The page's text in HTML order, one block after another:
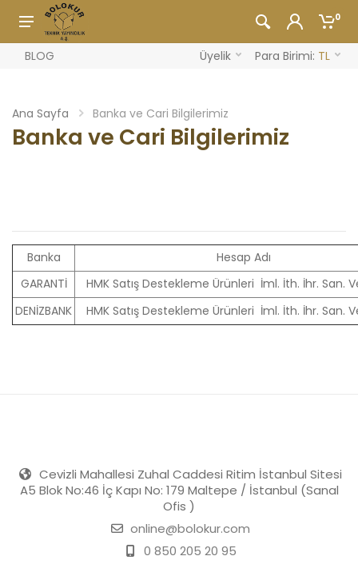
0
BLOG Üyelik Para Birimi: TL
Ana Sayfa Banka ve Cari Bilgilerimiz
Banka ve Cari Bilgilerimiz
Banka
Hesap Adı
GARANTİ
HMK Satış Destekleme Ürünleri İml. İth. İhr. San.
DENİZBANK
HMK Satış Destekleme Ürünleri İml. İth. İhr. San.
Cevizli Mahallesi Zuhal Caddesi Ritim İstanbul Sitesi
A5 Blok No:46 İç Kapı No: 179 Maltepe / İstanbul (Sanal
Ofis )
online@bolokur.com
0 850 205 20 95